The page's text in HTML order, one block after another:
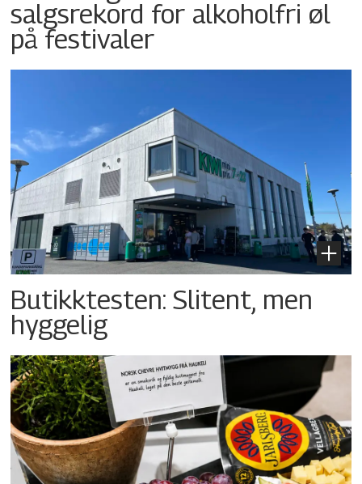
salgsrekord for alkoholfri øl
på festivaler
Butikktesten: Slitent, men
hyggelig